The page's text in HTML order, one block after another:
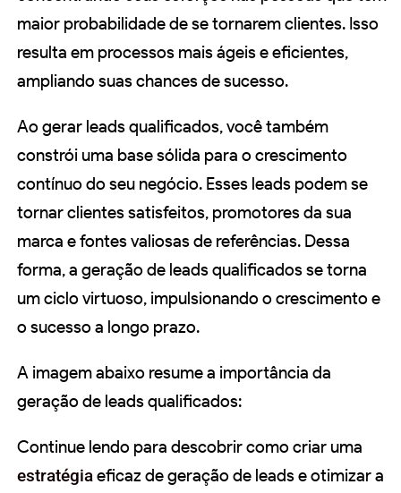
maior probabilidade de se tornarem clientes. Isso
resulta em processos mais ágeis e eficientes,
ampliando suas chances de sucesso.
Ao gerar leads qualificados, você também
constrói uma base sólida para o crescimento
contínuo do seu negócio. Esses leads podem se
tornar clientes satisfeitos, promotores da sua
marca e fontes valiosas de referências. Dessa
forma, a geração de leads qualificados se torna
um ciclo virtuoso, impulsionando o crescimento e
o sucesso a longo prazo.
A imagem abaixo resume a importância da
geração de leads qualificados:
Continue lendo para descobrir como criar uma
estratégiaeficaz de geração de leads e otimizar a